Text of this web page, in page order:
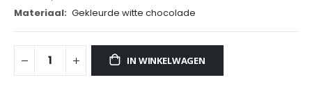
Gekleurde witte chocolade
IN WINKELWAGEN